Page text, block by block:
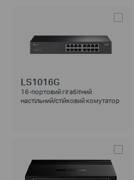
LS1016G
16-портовий гігабітний
настільний/стійковий комутатор